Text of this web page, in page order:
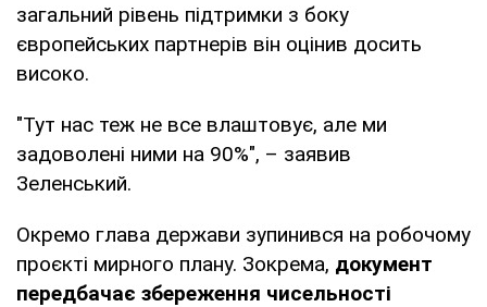
загальний рівень підтримки з боку
європейських партнерів він оцінив досить
високо.
"Тут нас теж не все влаштовує, але ми
задоволені ними на 90%", – заявив
Зеленський.
Окремо глава держави зупинився на робочому
проєкті мирного плану. Зокрема, документ
передбачає збереження чисельності